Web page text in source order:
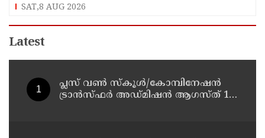
SAT,8 AUG 2026
Latest
പ്ലസ് വൺ സ്‌കൂൾ/കോമ്പിനേഷൻ
ട്രാൻസ്ഫർ അഡ്മിഷൻ ആഗസ്ത് 10,